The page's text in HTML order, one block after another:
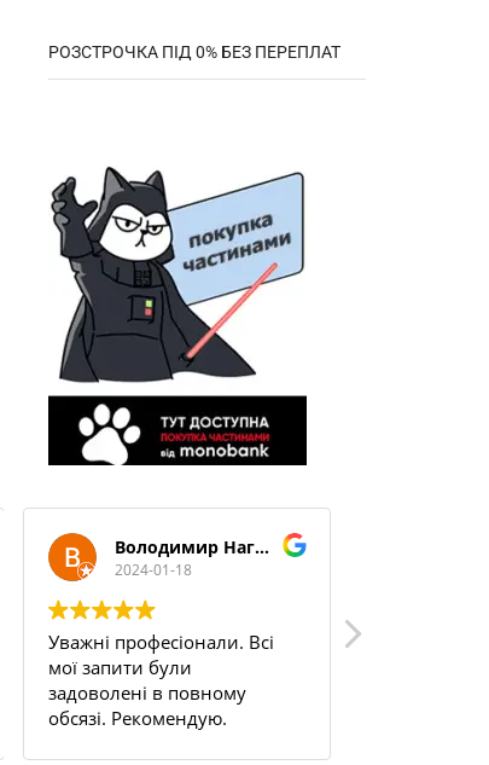
РОЗСТРОЧКА ПІД 0% БЕЗ ПЕРЕПЛАТ
Володимир Нагорний
2024-01-18
Уважні професіонали. Всі
мої запити були
задоволені в повному
обсязі. Рекомендую.